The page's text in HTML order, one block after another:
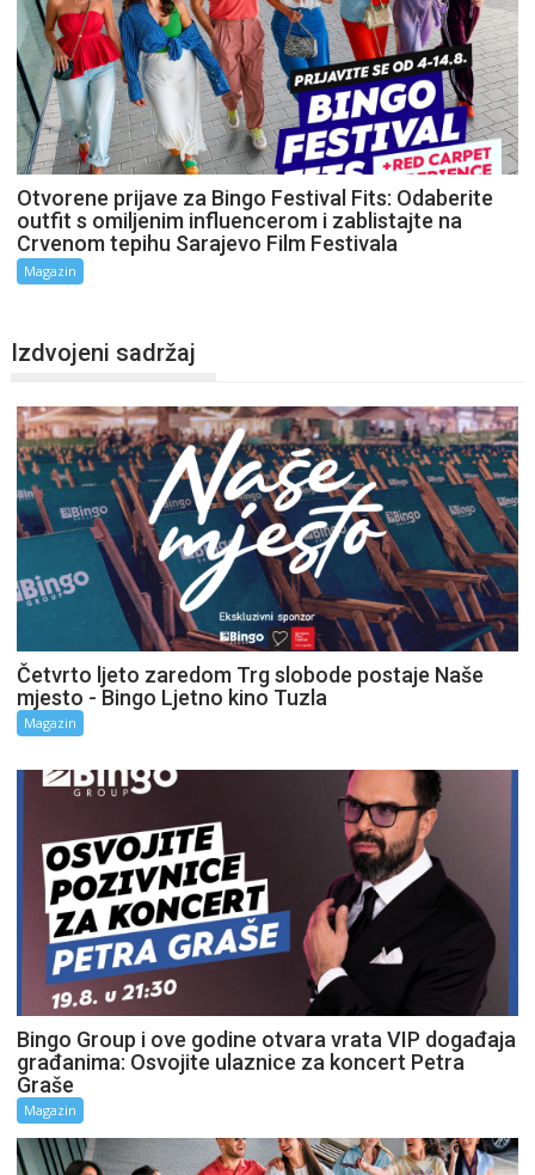
Otvorene prijave za Bingo Festival Fits: Odaberite
outfit s omiljenim influencerom i zablistajte na
Crvenom tepihu Sarajevo Film Festivala
Magazin
Izdvojeni sadržaj
Četvrto ljeto zaredom Trg slobode postaje Naše
mjesto - Bingo Ljetno kino Tuzla
Magazin
Bingo Group i ove godine otvara vrata VIP događaja
građanima: Osvojite ulaznice za koncert Petra
Graše
Magazin